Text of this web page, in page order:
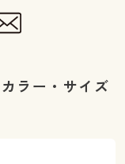
ラー・サイズ